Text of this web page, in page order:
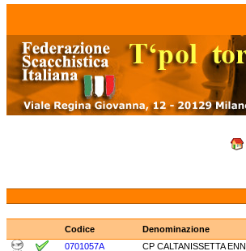
Codice Denominazione
0701057A
CP CALTANISSETTA